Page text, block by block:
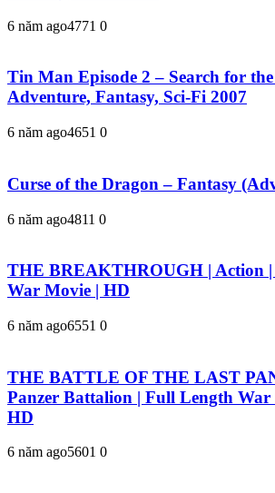
6 năm ago4771 0
Tin Man Episode 2 – Search for
Adventure, Fantasy, Sci-Fi 2007
6 năm ago4651 0
Curse of the Dragon – Fantasy
6 năm ago4811 0
THE BREAKTHROUGH | Action
War Movie | HD
6 năm ago6551 0
THE BATTLE OF THE LAST
Panzer Battalion | Full Length War
HD
6 năm ago5601 0